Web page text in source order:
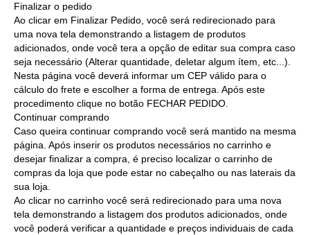
Finalizar o pedido
Ao clicar em Finalizar Pedido, você será redirecionado para
uma nova tela demonstrando a listagem de produtos
adicionados, onde você tera a opção de editar sua compra caso
seja necessário (Alterar quantidade, deletar algum ítem, etc...).
Nesta página você deverá informar um CEP válido para o
cálculo do frete e escolher a forma de entrega. Após este
procedimento clique no botão FECHAR PEDIDO.
Continuar comprando
Caso queira continuar comprando você será mantido na mesma
página. Após inserir os produtos necessários no carrinho e
desejar finalizar a compra, é preciso localizar o carrinho de
compras da loja que pode estar no cabeçalho ou nas laterais da
sua loja.
Ao clicar no carrinho você será redirecionado para uma nova
tela demonstrando a listagem dos produtos adicionados, onde
você poderá verificar a quantidade e preços individuais de cada